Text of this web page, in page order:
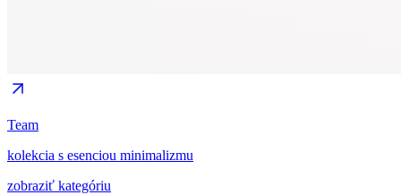
Team
kolekcia s esenciou minimalizmu
zobraziť kategóriu